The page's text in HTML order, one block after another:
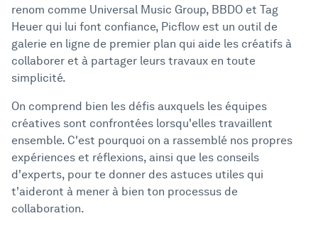
renom comme Universal Music Group, BBDO et Tag
Heuer qui lui font confiance, Picflow est un outil de
galerie en ligne de premier plan qui aide les créatifs à
collaborer et à partager leurs travaux en toute
simplicité.
On comprend bien les défis auxquels les équipes
créatives sont confrontées lorsqu'elles travaillent
ensemble. C'est pourquoi on a rassemblé nos propres
expériences et réflexions, ainsi que les conseils
d'experts, pour te donner des astuces utiles qui
t'aideront à mener à bien ton processus de
collaboration.